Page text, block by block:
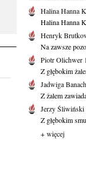
Halina Hanna
Halina Hanna
Henryk
Na zawsze
Piotr Olichwer
Z głębokim
Jadwiga Banach
Z żalem
Jerzy Śliwiński
Z głębokim
+ więcej